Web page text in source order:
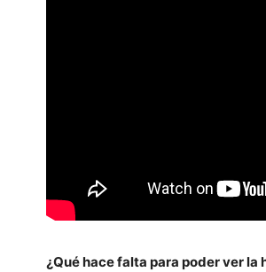
¿Qué hace falta para poder ver la